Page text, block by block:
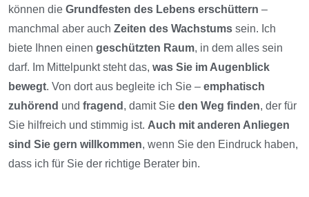
können die Grundfesten des Lebens erschüttern –
manchmal aber auch Zeiten des Wachstums sein. Ich
biete Ihnen einen geschützten Raum, in dem alles sein
darf. Im Mittelpunkt steht das, was Sie im Augenblick
bewegt. Von dort aus begleite ich Sie – emphatisch
zuhörend und fragend , damit Sie den Weg finden, der für
Sie hilfreich und stimmig ist. Auch mit anderen Anliegen
sind Sie gern willkommen, wenn Sie den Eindruck haben,
dass ich für Sie der richtige Berater bin.